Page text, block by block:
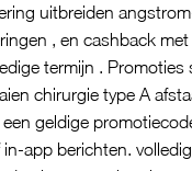
uitbreiden
, en cashback met
termijn . Promoties
chirurgie type A
geldige
app berichten.